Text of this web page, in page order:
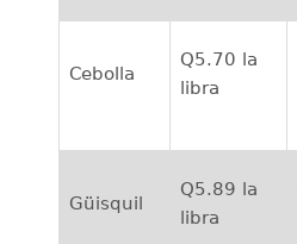
Cebolla
Q5.70 la
libra
Güisquil
Q5.89 la
libra